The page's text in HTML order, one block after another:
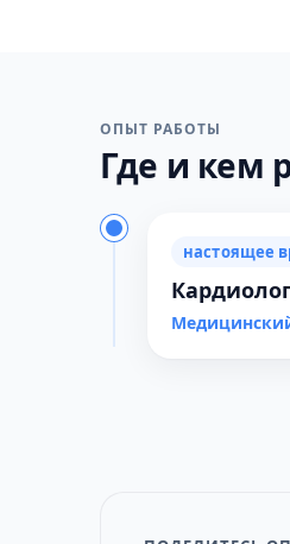
ОПЫТ РАБОТЫ
Где и кем
настоящее